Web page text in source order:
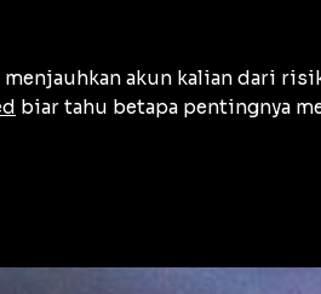
akun kalian dari
biar tahu betapa pentingnya